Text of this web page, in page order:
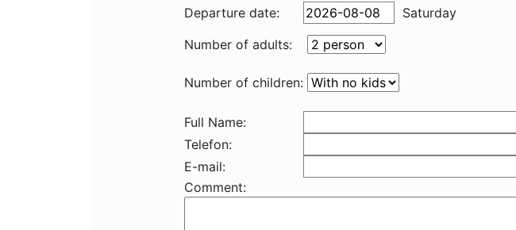
Departure date:
Saturday
Number of adults:
Number of children:
Full Name:
Telefon:
E-mail:
Comment: